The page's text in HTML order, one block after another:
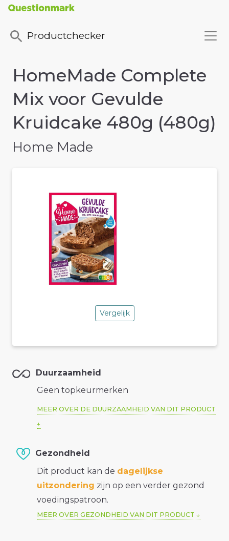
Productchecker
HomeMade Complete
Mix voor Gevulde
Kruidcake 480g (480g)
Home Made
Vergelijk
Duurzaamheid
Geen topkeurmerken
MEER OVER DE DUURZAAMHEID VAN DIT PRODUCT
Gezondheid
Dit product kan de dagelijkse
uitzondering zijn op een verder gezond
voedingspatroon.
MEER OVER GEZONDHEID VAN DIT PRODUCT